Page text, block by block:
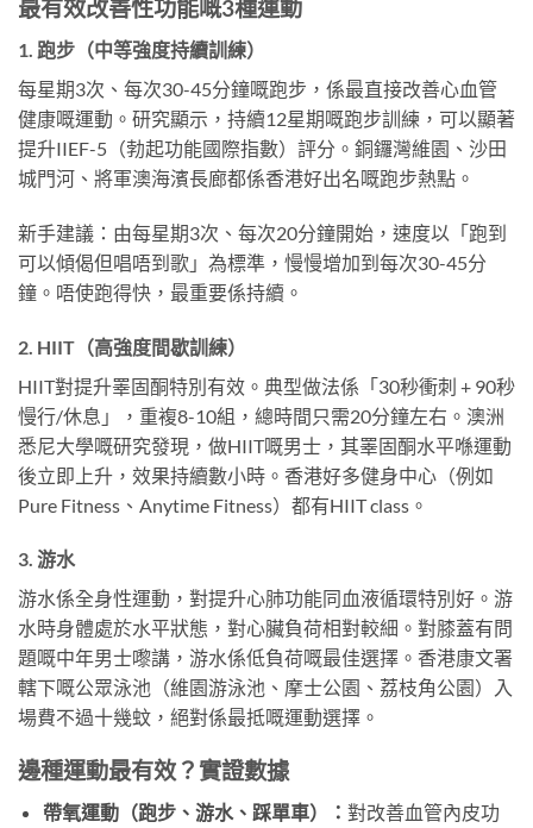
最有效改善性功能嘅3種運動
1. 跑步（中等強度持續訓練）
每星期3次、每次30-45分鐘嘅跑步，係最直接改善心血管
健康嘅運動。研究顯示，持續12星期嘅跑步訓練，可以顯著
提升IIEF-5（勃起功能國際指數）評分。銅鑼灣維園、沙田
城門河、將軍澳海濱長廊都係香港好出名嘅跑步熱點。
新手建議：由每星期3次、每次20分鐘開始，速度以「跑到
可以傾偈但唱唔到歌」為標準，慢慢增加到每次30-45分
鐘。唔使跑得快，最重要係持續。
2. HIIT（高強度間歇訓練）
HIIT對提升睪固酮特別有效。典型做法係「30秒衝刺 + 90秒
慢行/休息」，重複8-10組，總時間只需20分鐘左右。澳洲
悉尼大學嘅研究發現，做HIIT嘅男士，其睪固酮水平喺運動
後立即上升，效果持續數小時。香港好多健身中心（例如
Pure Fitness、Anytime Fitness）都有HIIT class。
3. 游水
游水係全身性運動，對提升心肺功能同血液循環特別好。游
水時身體處於水平狀態，對心臟負荷相對較細。對膝蓋有問
題嘅中年男士嚟講，游水係低負荷嘅最佳選擇。香港康文署
轄下嘅公眾泳池（維園游泳池、摩士公園、荔枝角公園）入
場費不過十幾蚊，絕對係最抵嘅運動選擇。
邊種運動最有效？實證數據
帶氧運動（跑步、游水、踩單車）： 對改善血管內皮功